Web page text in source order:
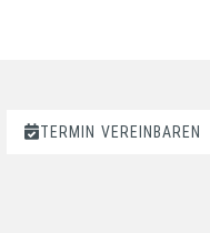
TERMIN VEREINBAREN